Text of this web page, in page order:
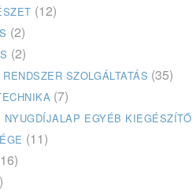
(12)
(2)
(2)
SZOLGÁLTATÁS (35)
(7)
NYUGDÍJALAP EGYÉB KIEGÉSZÍTŐ
(11)